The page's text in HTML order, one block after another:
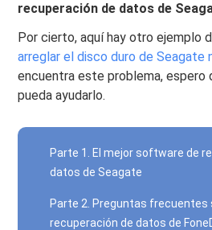
recuperación de datos de
Por cierto, aquí hay otro ejemplo
arreglar el disco duro de Seagate
encuentra este problema, espero
pueda ayudarlo.
Parte 1. El mejor software de
datos de Seagate
Parte 2. Preguntas frecuentes
recuperación de datos de